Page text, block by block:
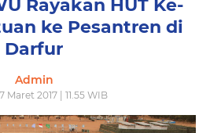
Rayakan HUT Ke-
ke Pesantren di
Darfur
Admin
Maret 2017 | 11.55 WIB